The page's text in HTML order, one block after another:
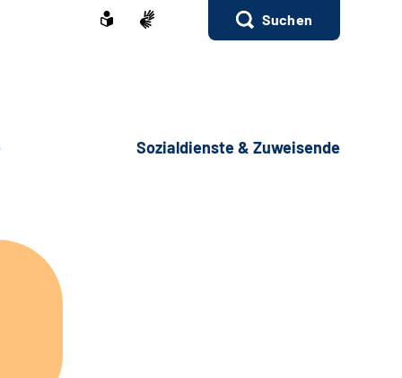
Suchen
Sozialdienste & Zuweisende